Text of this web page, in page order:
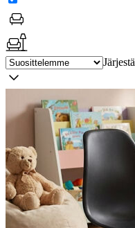
Järjestä